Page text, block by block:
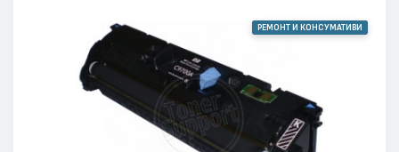
РЕМОНТ И КОНСУМАТИВИ